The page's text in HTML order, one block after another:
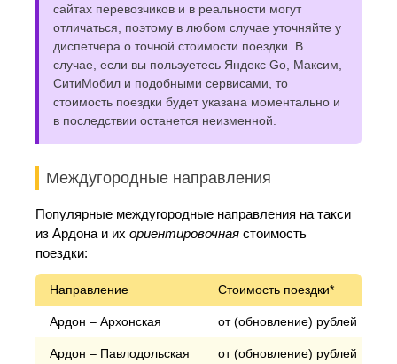
сайтах перевозчиков и в реальности могут
отличаться, поэтому в любом случае уточняйте у
диспетчера о точной стоимости поездки. В
случае, если вы пользуетесь Яндекс Go, Максим,
СитиМобил и подобными сервисами, то
стоимость поездки будет указана моментально и
в последствии останется неизменной.
Междугородные направления
Популярные междугородные направления на такси
из Ардона и их ориентировочная стоимость
поездки:
Направление Стоимость поездки*
Ардон – Архонская от (обновление) рублей
Ардон – Павлодольская от (обновление) рублей